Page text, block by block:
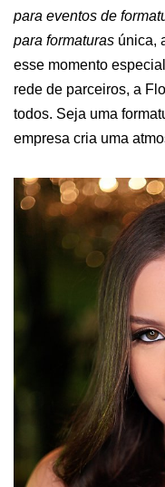
para eventos de
para formaturas única,
esse momento
rede de parceiros, a
todos. Seja uma
empresa cria uma